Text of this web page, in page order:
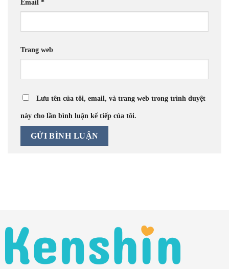
Email *
Trang web
Lưu tên của tôi, email, và trang web trong trình duyệt
này cho lần bình luận kế tiếp của tôi.